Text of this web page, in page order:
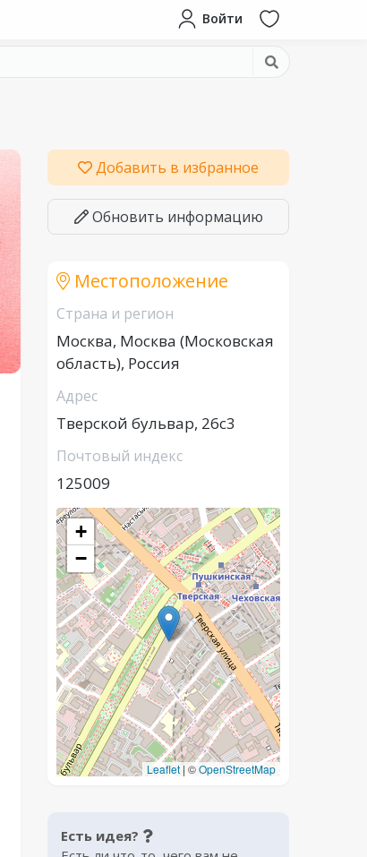
Войти
Добавить в избранное
Обновить информацию
Местоположение
Страна и регион
Москва, Москва (Московская
область), Россия
Адрес
Тверской бульвар, 26с3
Почтовый индекс
125009
+
−
Leaflet | ©OpenStreetMap
Есть идея?